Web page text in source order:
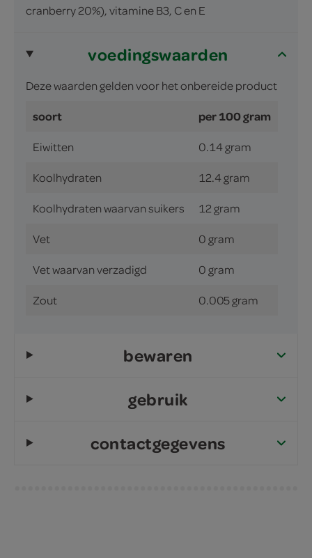
cranberry 20%), vitamine B3, C en E
voedingswaarden
Deze waarden gelden voor het onbereide product
soort per 100 gram
Eiwitten 0.14 gram
Koolhydraten 12.4 gram
Koolhydraten waarvan suikers 12 gram
Vet 0 gram
Vet waarvan verzadigd 0 gram
Zout 0.005 gram
bewaren
gebruik
contactgegevens